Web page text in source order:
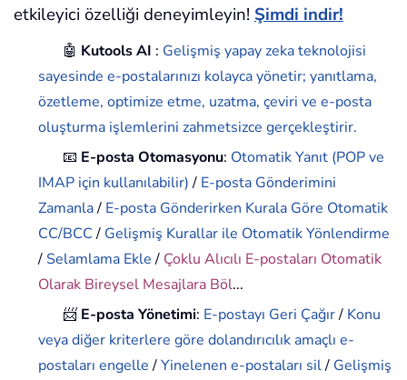
etkileyici özelliği deneyimleyin! Şimdi indir!
🤖 Kutools AI : Gelişmiş yapay zeka teknolojisi
sayesinde e-postalarınızı kolayca yönetir; yanıtlama,
özetleme, optimize etme, uzatma, çeviri ve e-posta
oluşturma işlemlerini zahmetsizce gerçekleştirir.
📧 E-posta Otomasyonu: Otomatik Yanıt (POP ve
IMAP için kullanılabilir)/ E-posta Gönderimini
Zamanla/ E-posta Gönderirken Kurala Göre Otomatik
CC/BCC/ Gelişmiş Kurallar ile Otomatik Yönlendirme
/ Selamlama Ekle/ Çoklu Alıcılı E-postaları Otomatik
Olarak Bireysel Mesajlara Böl...
📨 E-posta Yönetimi: E-postayı Geri Çağır/ Konu
veya diğer kriterlere göre dolandırıcılık amaçlı e-
postaları engelle/Yinelenen e-postaları sil/ Gelişmiş